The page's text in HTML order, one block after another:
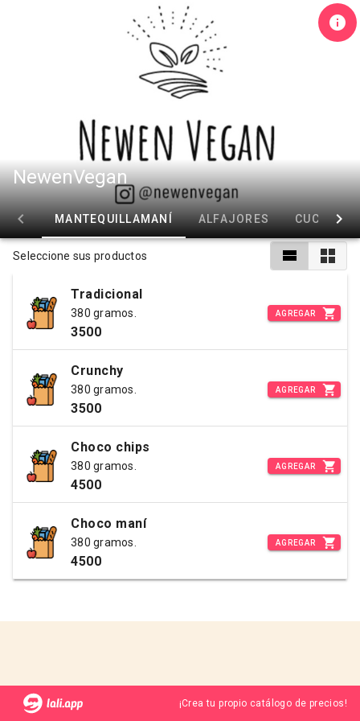
NewenVegan
MANTEQUILLAMANÍ ALFAJORES
Seleccione sus productos
Tradicional
380 gramos.
3500
AGREGAR
Crunchy
380 gramos.
3500
AGREGAR
Choco chips
380 gramos.
4500
AGREGAR
Choco maní
380 gramos.
4500
AGREGAR
¡Crea tu propio catálogo de precios!